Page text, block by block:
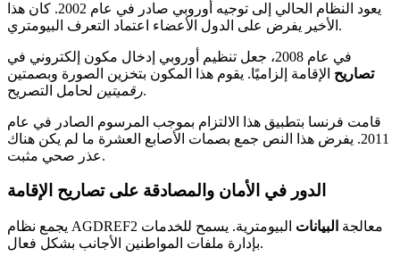
يعود النظام الحالي إلى توجيه أوروبي صادر في عام 2002. كان هذا
الأخير يفرض على الدول الأعضاء اعتماد التعرف البيومتري.
في عام 2008، جعل تنظيم أوروبي إدخال مكون إلكتروني في
تصاريح الإقامة إلزاميًا. يقوم هذا المكون بتخزين الصورة وبصمتين
رقميتينلحامل التصريح.
قامت فرنسا بتطبيق هذا الالتزام بموجب المرسوم الصادر في عام
2011. يفرض هذا النص جمع بصمات الأصابع العشرة ما لم يكن هناك
عذر صحي مثبت.
الدور في الأمان والمصادقة على تصاريح الإقامة
يجمع نظام AGDREF2 معالجة البيانات البيومترية. يسمح للخدمات
بإدارة ملفات المواطنين الأجانب بشكل فعال.